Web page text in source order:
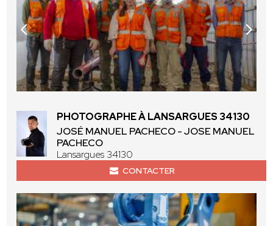
PHOTOGRAPHE À LANSARGUES 34130
JOSÉ MANUEL PACHECO - JOSE MANUEL
PACHECO
Lansargues 34130
CONTACTER